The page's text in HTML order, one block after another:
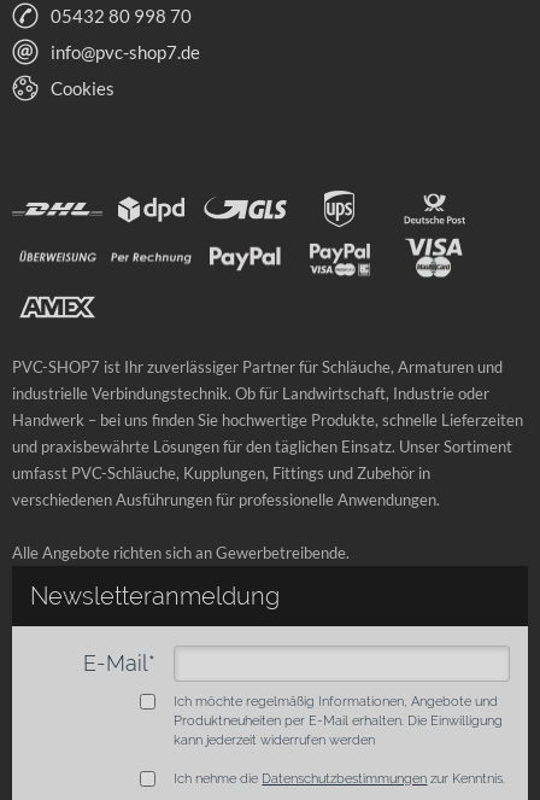
05432 80 998 70
info@pvc-shop7.de
Cookies
PVC-SHOP7 ist Ihr zuverlässiger Partner für Schläuche, Armaturen und
industrielle Verbindungstechnik. Ob für Landwirtschaft, Industrie oder
Handwerk – bei uns finden Sie hochwertige Produkte, schnelle Lieferzeiten
und praxisbewährte Lösungen für den täglichen Einsatz. Unser Sortiment
umfasst PVC-Schläuche, Kupplungen, Fittings und Zubehör in
verschiedenen Ausführungen für professionelle Anwendungen.
Alle Angebote richten sich an Gewerbetreibende.